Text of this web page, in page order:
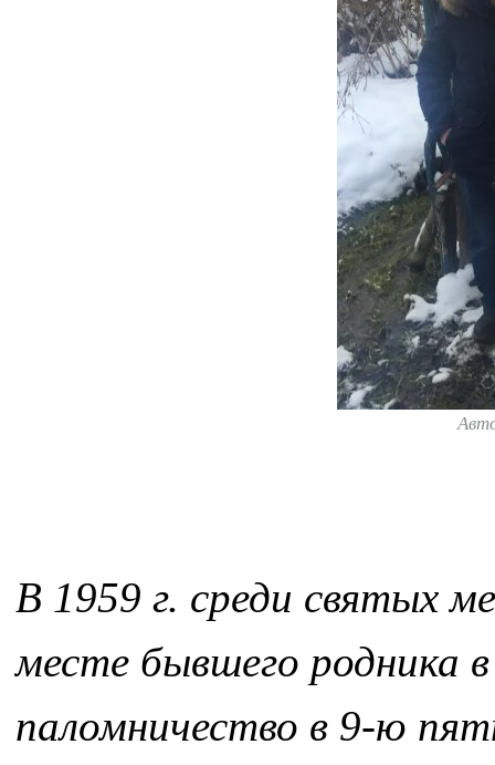
В 1959 г. среди святых
месте бывшего родника
паломничество в 9-ю